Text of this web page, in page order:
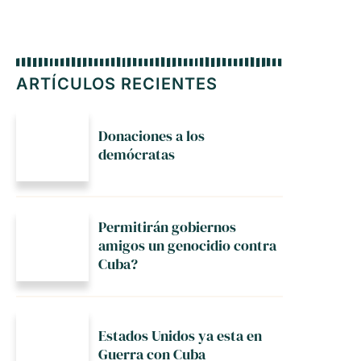
ARTÍCULOS RECIENTES
Donaciones a los
demócratas
Permitirán gobiernos
amigos un genocidio contra
Cuba?
Estados Unidos ya esta en
Guerra con Cuba